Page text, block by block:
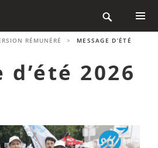

MENU
RÉMUNÉRÉ >
MESSAGE D’ÉTÉ
d’été 2026